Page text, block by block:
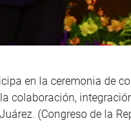
en la ceremonia de
colaboración,
(Congreso de la